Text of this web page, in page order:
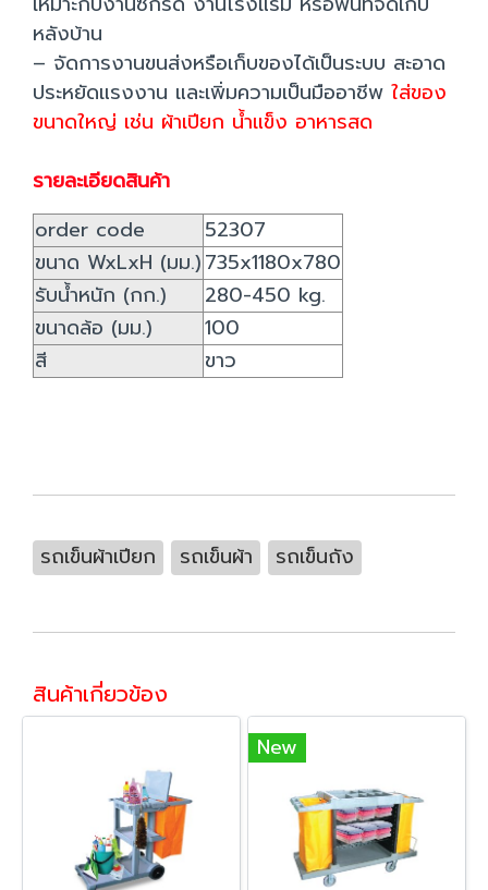
หลังบ้าน
– จัดการงานขนส่งหรือเก็บของได้เป็นระบบ สะอาด
ประหยัดแรงงาน และเพิ่มความเป็นมืออาชีพ ใส่ของ
ขนาดใหญ่ เช่น ผ้าเปียก น้ำแข็ง อาหารสด
รายละเอียดสินค้า
order code
52307
ขนาด WxLxH (มม.)735x1180x780
รับน้ำหนัก (กก.)
280-450 kg.
ขนาดล้อ (มม.)
100
สี
ขาว
รถเข็นผ้าเปียก รถเข็นผ้า รถเข็นถัง
สินค้าเกี่ยวข้อง
New